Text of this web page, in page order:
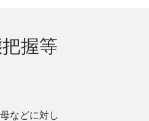
握等
などに対し